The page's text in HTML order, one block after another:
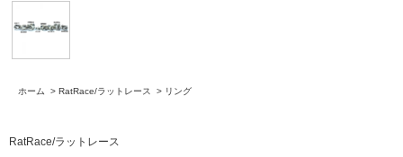
ホーム > RatRace/ラットレース > リング
RatRace/ラットレース